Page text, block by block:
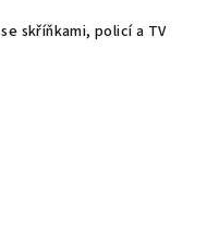
se skříňkami, policí a TV